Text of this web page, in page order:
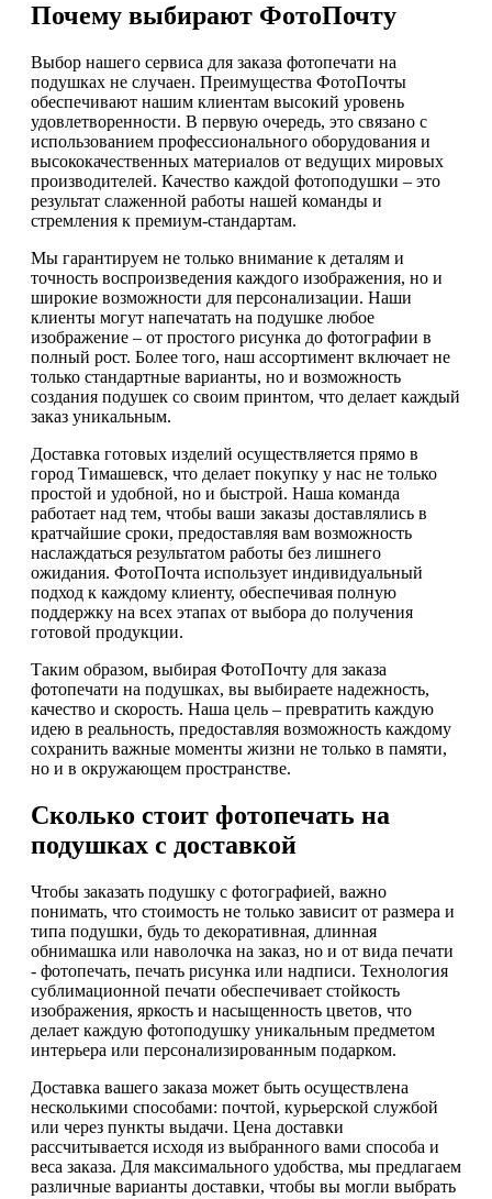
Почему выбирают ФотоПочту
Выбор нашего сервиса для заказа фотопечати на
подушках не случаен. Преимущества ФотоПочты
обеспечивают нашим клиентам высокий уровень
удовлетворенности. В первую очередь, это связано с
использованием профессионального оборудования и
высококачественных материалов от ведущих мировых
производителей. Качество каждой фотоподушки – это
результат слаженной работы нашей команды и
стремления к премиум-стандартам.
Мы гарантируем не только внимание к деталям и
точность воспроизведения каждого изображения, но и
широкие возможности для персонализации. Наши
клиенты могут напечатать на подушке любое
изображение – от простого рисунка до фотографии в
полный рост. Более того, наш ассортимент включает не
только стандартные варианты, но и возможность
создания подушек со своим принтом, что делает каждый
заказ уникальным.
Доставка готовых изделий осуществляется прямо в
город Тимашевск, что делает покупку у нас не только
простой и удобной, но и быстрой. Наша команда
работает над тем, чтобы ваши заказы доставлялись в
кратчайшие сроки, предоставляя вам возможность
наслаждаться результатом работы без лишнего
ожидания. ФотоПочта использует индивидуальный
подход к каждому клиенту, обеспечивая полную
поддержку на всех этапах от выбора до получения
готовой продукции.
Таким образом, выбирая ФотоПочту для заказа
фотопечати на подушках, вы выбираете надежность,
качество и скорость. Наша цель – превратить каждую
идею в реальность, предоставляя возможность каждому
сохранить важные моменты жизни не только в памяти,
но и в окружающем пространстве.
Сколько стоит фотопечать на
подушках с доставкой
Чтобы заказать подушку с фотографией, важно
понимать, что стоимость не только зависит от размера и
типа подушки, будь то декоративная, длинная
обнимашка или наволочка на заказ, но и от вида печати
- фотопечать, печать рисунка или надписи. Технология
сублимационной печати обеспечивает стойкость
изображения, яркость и насыщенность цветов, что
делает каждую фотоподушку уникальным предметом
интерьера или персонализированным подарком.
Доставка вашего заказа может быть осуществлена
несколькими способами: почтой, курьерской службой
или через пункты выдачи. Цена доставки
рассчитывается исходя из выбранного вами способа и
веса заказа. Для максимального удобства, мы предлагаем
различные варианты доставки, чтобы вы могли выбрать